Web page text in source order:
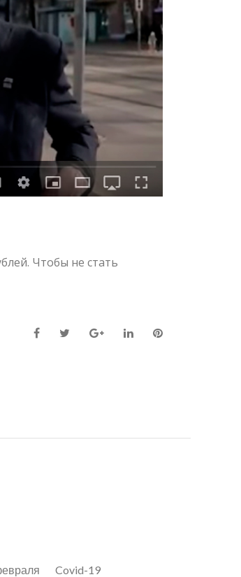
Чтобы не стать
FacebookTwitter Google+LinkedIn
Covid-19